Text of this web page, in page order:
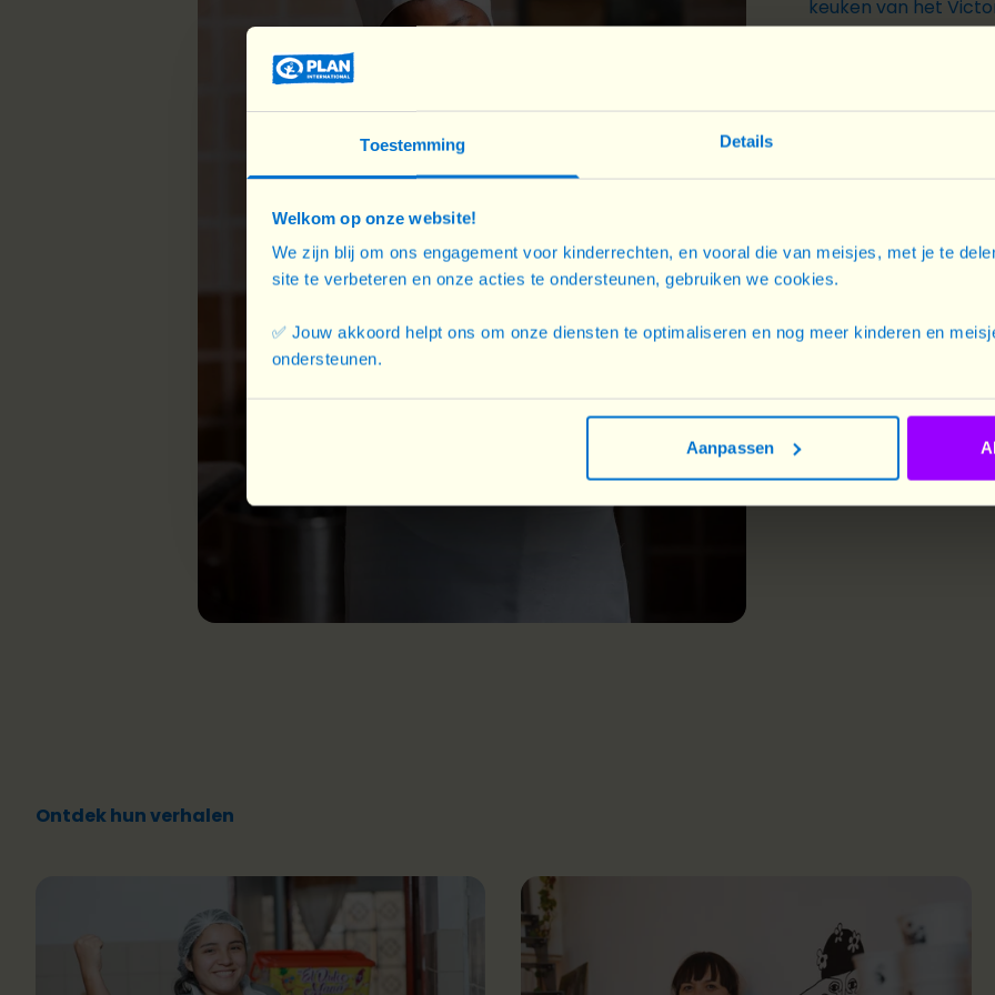
Toestemming Details
Welkom op onze website!
We zijn blij om ons engagement voor kinderrechten, en vooral die van meisjes, met je te
site te verbeteren en onze acties te ondersteunen, gebruiken we cookies.
✅ Jouw akkoord helpt ons om onze diensten te optimaliseren en nog meer kinderen en
ondersteunen.
Aanpassen
keuken van het
toegewijd,
haar werk. Na haar
Het leven van
De toekomst ziet er
heeft me geholpen
bereiken en ik
Ontdek meer
*Bron:Plan
Ontdek hun verhalen